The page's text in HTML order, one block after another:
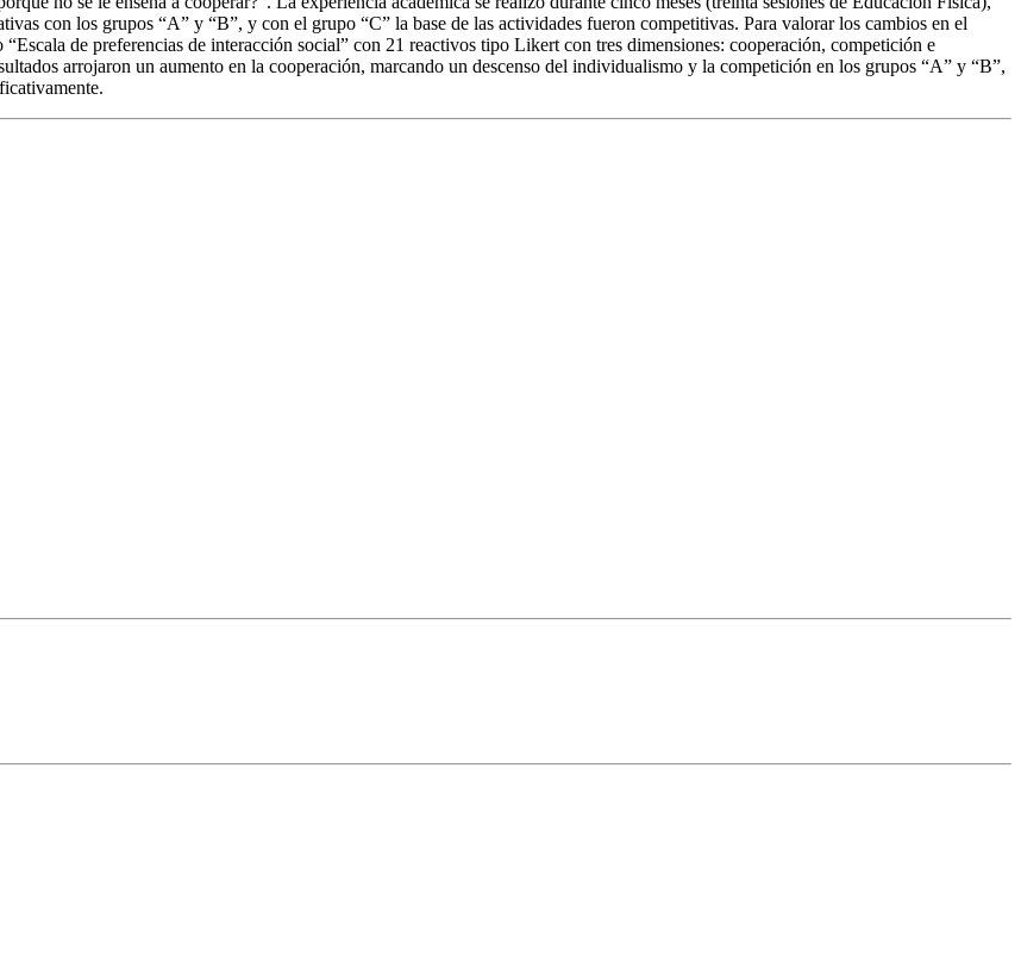
con los grupos “A” y “B”, y con el grupo “C” la base de las actividades fueron competitivas. Para valorar los cambios en el
de preferencias de interacción social” con 21 reactivos tipo Likert con tres dimensiones: cooperación, competición e
arrojaron un aumento en la cooperación, marcando un descenso del individualismo y la competición en los grupos “A” y “B”,